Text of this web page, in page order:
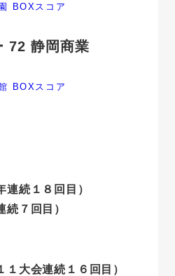
BOXスコア
72 静岡商業
BOXスコア
続１８回目）
続７回目）
１大会連続１６回目）